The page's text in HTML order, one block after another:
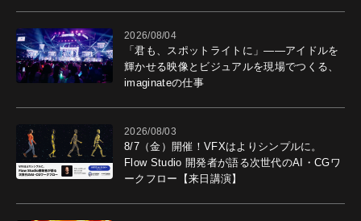
2026/08/04
「君も、スポットライトに」――アイドルを
輝かせる映像とビジュアルを現場でつくる、
imaginateの仕事
2026/08/03
8/7（金）開催！VFXはよりシンプルに。
Flow Studio 開発者が語る次世代のAI・CGワ
ークフロー【来日講演】